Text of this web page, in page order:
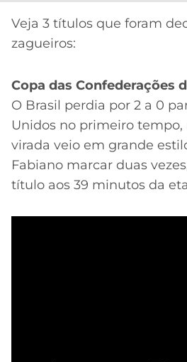
Veja 3 títulos que foram
zagueiros:
Copa das Confederações
O Brasil perdia por 2 a 0
Unidos no primeiro tempo,
virada veio em grande
Fabiano marcar duas
título aos 39 minutos da